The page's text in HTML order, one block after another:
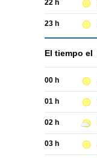
22 h
23 h
El tiempo el
00 h
01 h
02 h
03 h